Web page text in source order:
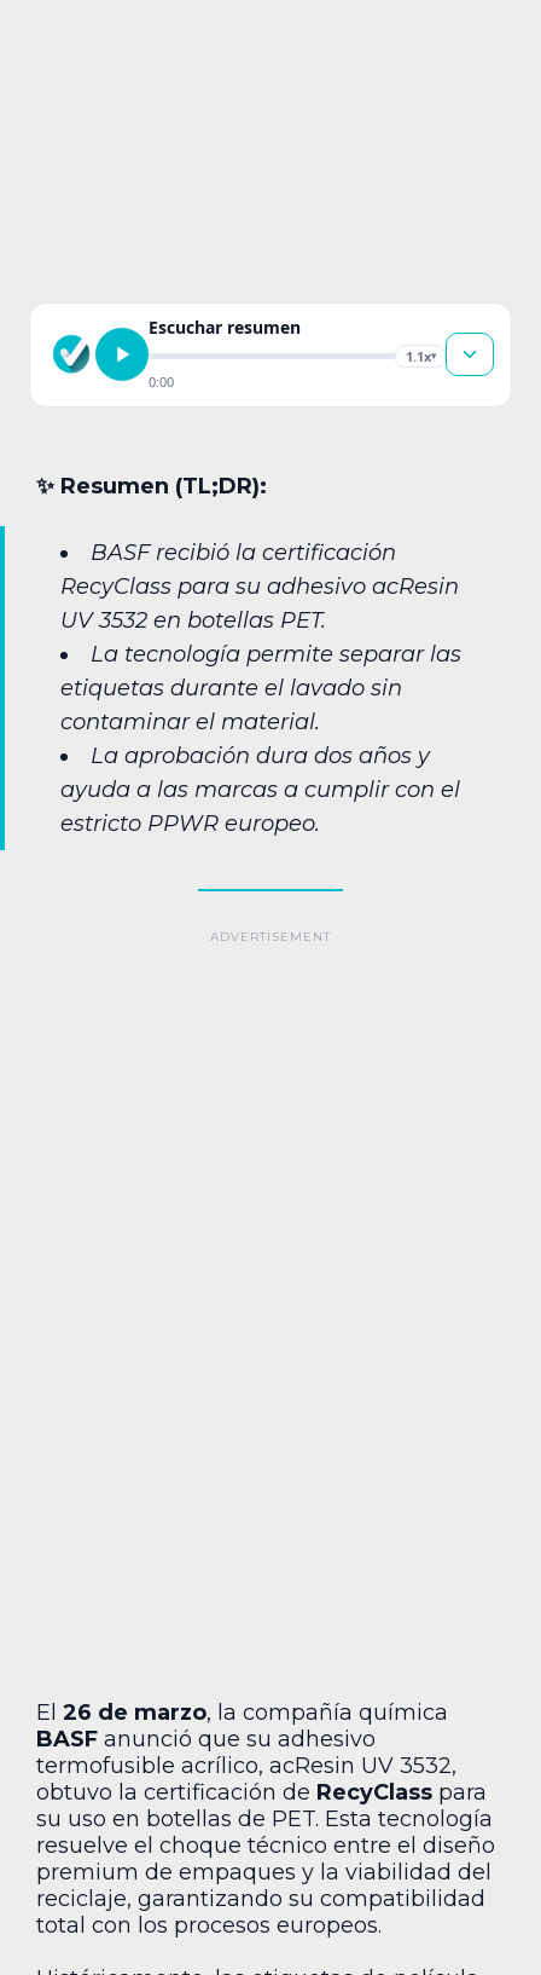
Escuchar resumen
1.1x▾
0:00
✨︎ Resumen (TL;DR):
BASF recibió la certificación
RecyClass para su adhesivo acResin
UV 3532 en botellas PET.
La tecnología permite separar las
etiquetas durante el lavado sin
contaminar el material.
La aprobación dura dos años y
ayuda a las marcas a cumplir con el
estricto PPWR europeo.
El 26 de marzo, la compañía química
BASF anunció que su adhesivo
termofusible acrílico, acResin UV 3532,
obtuvo la certificación de RecyClass para
su uso en botellas de PET. Esta tecnología
resuelve el choque técnico entre el diseño
premium de empaques y la viabilidad del
reciclaje, garantizando su compatibilidad
total con los procesos europeos.